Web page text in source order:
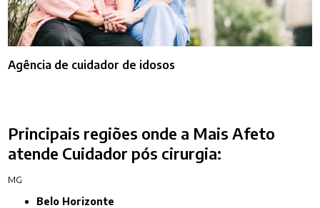
Agência de cuidador de idosos
Principais regiões onde a Mais Afeto
atende Cuidador pós cirurgia:
MG
Belo Horizonte